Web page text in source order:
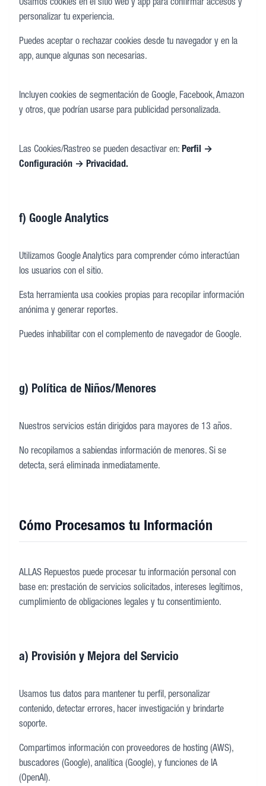
Usamos cookies en el sitio web y app para confirmar accesos y
personalizar tu experiencia.
Puedes aceptar o rechazar cookies desde tu navegador y en la
app, aunque algunas son necesarias.
Incluyen cookies de segmentación de Google, Facebook, Amazon
y otros, que podrían usarse para publicidad personalizada.
Las Cookies/Rastreo se pueden desactivar en: Perfil →
Configuración → Privacidad.
f) Google Analytics
Utilizamos Google Analytics para comprender cómo interactúan
los usuarios con el sitio.
Esta herramienta usa cookies propias para recopilar información
anónima y generar reportes.
Puedes inhabilitar con el complemento de navegador de Google.
g) Política de Niños/Menores
Nuestros servicios están dirigidos para mayores de 13 años.
No recopilamos a sabiendas información de menores. Si se
detecta, será eliminada inmediatamente.
Cómo Procesamos tu Información
ALLAS Repuestos puede procesar tu información personal con
base en: prestación de servicios solicitados, intereses legítimos,
cumplimiento de obligaciones legales y tu consentimiento.
a) Provisión y Mejora del Servicio
Usamos tus datos para mantener tu perfil, personalizar
contenido, detectar errores, hacer investigación y brindarte
soporte.
Compartimos información con proveedores de hosting (AWS),
buscadores (Google), analítica (Google), y funciones de IA
(OpenAI).